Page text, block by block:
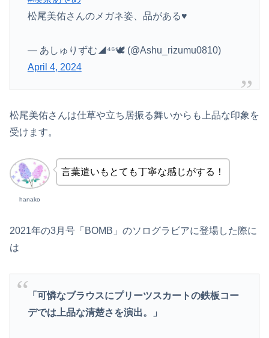
松尾美佑さんのメガネ姿、品がある♥️
— あしゅりずむ◢⁴⁶🕊️ (@Ashu_rizumu0810)
April 4, 2024
松尾美佑さんは仕草や立ち居振る舞いからも上品な印象を
受けます。
hanako
言葉遣いもとても丁寧な感じがする！
2021年の3月号「BOMB」のソログラビアに登場した際に
は
「可憐なブラウスにプリーツスカートの鉄板コー
デでは上品な清楚さを演出。」